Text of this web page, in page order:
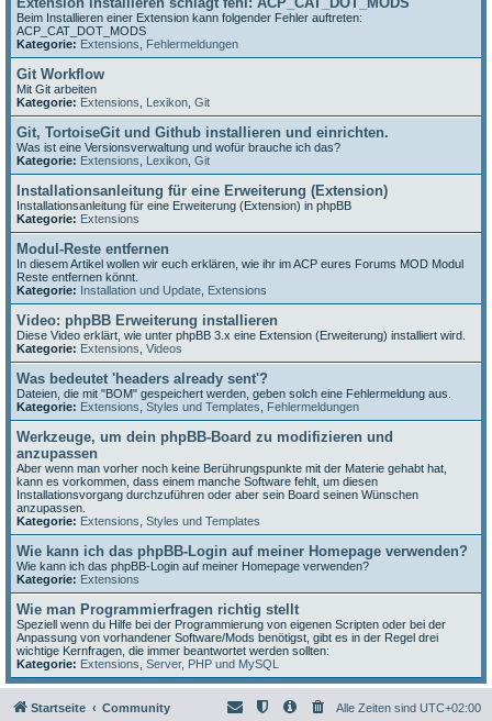
Beim Installieren einer Extension kann folgender Fehler auftreten:
ACP_CAT_DOT_MODS
Kategorie: Extensions Fehlermeldungen
Git Workflow
Mit Git arbeiten
Kategorie: Extensions Lexikon Git
Git, TortoiseGit und Github installieren und einrichten.
Was ist eine Versionsverwaltung und wofür brauche ich das?
Kategorie: Extensions Lexikon Git
Installationsanleitung für eine Erweiterung (Extension)
Installationsanleitung für eine Erweiterung (Extension) in phpBB
Kategorie: Extensions
Modul-Reste entfernen
In diesem Artikel wollen wir euch erklären, wie ihr im ACP eures Forums MOD Modul
Reste entfernen könnt.
Kategorie: Installation und Update Extensions
Video: phpBB Erweiterung installieren
Diese Video erklärt, wie unter phpBB 3.x eine Extension (Erweiterung) installiert wird.
Kategorie: Extensions Videos
Was bedeutet 'headers already sent'?
Dateien, die mit "BOM" gespeichert werden, geben solch eine Fehlermeldung aus.
Kategorie: Extensions Styles und Templates Fehlermeldungen
Werkzeuge, um dein phpBB-Board zu modifizieren und
anzupassen
Aber wenn man vorher noch keine Berührungspunkte mit der Materie gehabt hat,
kann es vorkommen, dass einem manche Software fehlt, um diesen
Installationsvorgang durchzuführen oder aber sein Board seinen Wünschen
anzupassen.
Kategorie: Extensions Styles und Templates
Wie kann ich das phpBB-Login auf meiner Homepage verwenden?
Wie kann ich das phpBB-Login auf meiner Homepage verwenden?
Kategorie: Extensions
Wie man Programmierfragen richtig stellt
Speziell wenn du Hilfe bei der Programmierung von eigenen Scripten oder bei der
Anpassung von vorhandener Software/Mods benötigst, gibt es in der Regel drei
wichtige Kernfragen, die immer beantwortet werden sollten:
Kategorie: Extensions Server, PHP und MySQL
Startseite Community Alle Zeiten sind UTC+02:00